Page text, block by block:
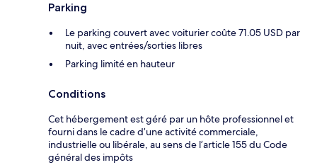
Parking
Le parking couvert avec voiturier coûte 71.05 USD par
nuit, avec entrées/sorties libres
Parking limité en hauteur
Conditions
Cet hébergement est géré par un hôte professionnel et
fourni dans le cadre d’une activité commerciale,
industrielle ou libérale, au sens de l’article 155 du Code
général des impôts